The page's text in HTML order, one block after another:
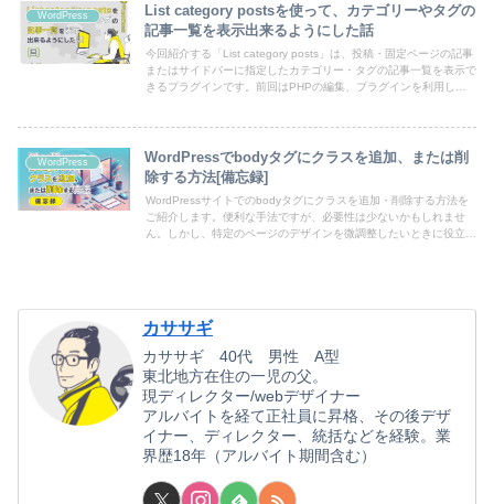
WordPress
List category postsを使って、カテゴリーやタグの
記事一覧を表示出来るようにした話
今回紹介する「List category posts」は、投稿・固定ページの記事
またはサイドバーに指定したカテゴリー・タグの記事一覧を表示で
きるプラグインです。前回はPHPの編集、プラグインを利用しな
WordPress
WordPressでbodyタグにクラスを追加、または削
除する方法[備忘録]
WordPressサイトでのbodyタグにクラスを追加・削除する方法を
ご紹介します。便利な手法ですが、必要性は少ないかもしれませ
ん。しかし、特定のページのデザインを微調整したいときに役立ち
カササギ
カササギ 40代 男性 A型
東北地方在住の一児の父。
現ディレクター/webデザイナー
アルバイトを経て正社員に昇格、その後デザ
イナー、ディレクター、統括などを経験。業
界歴18年（アルバイト期間含む）